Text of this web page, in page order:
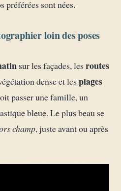
préférées sont nées.
loin des poses
sur les façades, lesroutes
dense et lesplages
passer une famille, un
bleue. Le plus beau se
champ, juste avant ou après